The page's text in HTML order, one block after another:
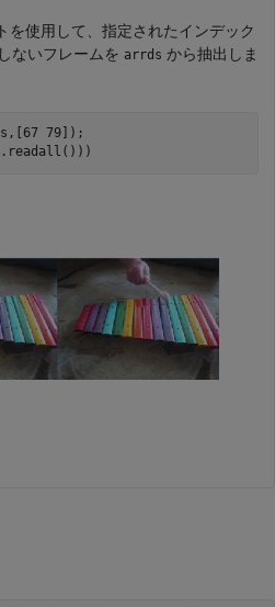
を使用して、指定されたインデック
ないフレームを arrds から抽出しま
79]);